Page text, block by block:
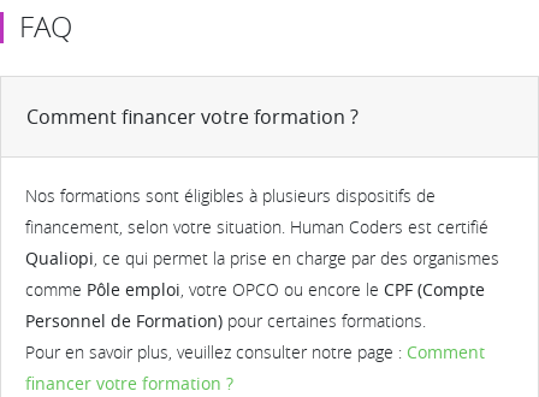
FAQ
Comment financer votre formation ?
Nos formations sont éligibles à plusieurs dispositifs de
financement, selon votre situation. Human Coders est certifié
Qualiopi, ce qui permet la prise en charge par des organismes
comme Pôle emploi, votre OPCO ou encore le CPF (Compte
Personnel de Formation) pour certaines formations.
Pour en savoir plus, veuillez consulter notre page : Comment
financer votre formation ?